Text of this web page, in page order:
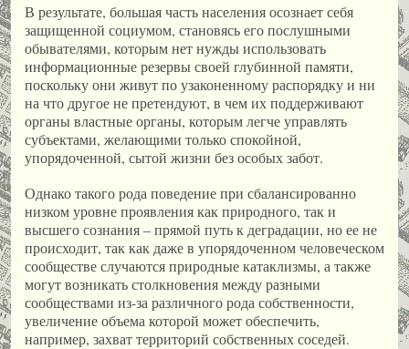
В результате, большая часть населения осознает себя
защищенной социумом, становясь его послушными
обывателями, которым нет нужды использовать
информационные резервы своей глубинной памяти,
поскольку они живут по узаконенному распорядку и ни
на что другое не претендуют, в чем их поддерживают
органы властные органы, которым легче управлять
субъектами, желающими только спокойной,
упорядоченной, сытой жизни без особых забот.
Однако такого рода поведение при сбалансированно
низком уровне проявления как природного, так и
высшего сознания – прямой путь к деградации, но ее не
происходит, так как даже в упорядоченном человеческом
сообществе случаются природные катаклизмы, а также
могут возникать столкновения между разными
сообществами из-за различного рода собственности,
увеличение объема которой может обеспечить,
например, захват территорий собственных соседей.